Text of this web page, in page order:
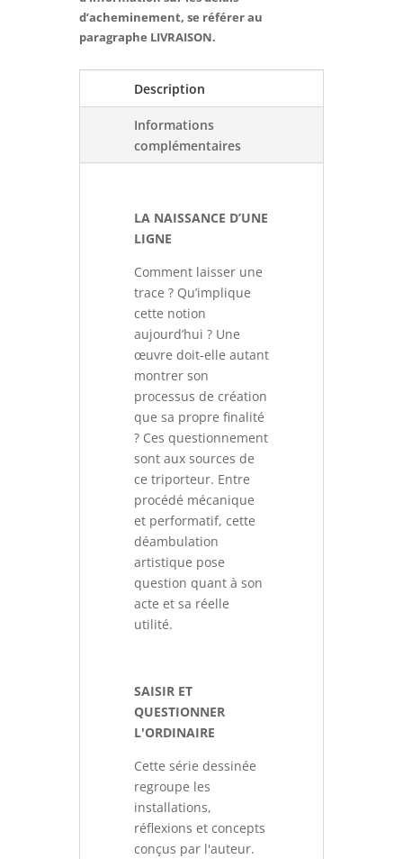
d’acheminement, se référer au
paragraphe LIVRAISON.
Description
Informations
complémentaires
LA NAISSANCE D’UNE
LIGNE
Comment laisser une
trace ? Qu’implique
cette notion
aujourd’hui ? Une
œuvre doit-elle autant
montrer son
processus de création
que sa propre finalité
? Ces questionnement
sont aux sources de
ce triporteur. Entre
procédé mécanique
et performatif, cette
déambulation
artistique pose
question quant à son
acte et sa réelle
utilité.
SAISIR ET
QUESTIONNER
L'ORDINAIRE
Cette série dessinée
regroupe les
installations,
réflexions et concepts
conçus par l'auteur.